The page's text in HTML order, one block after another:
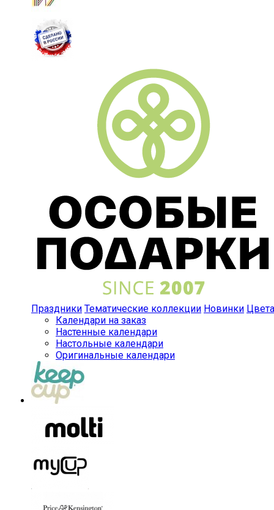
Праздники Тематические коллекции Новинки Цвета
Календари на заказ
Настенные календари
Настольные календари
Оригинальные календари